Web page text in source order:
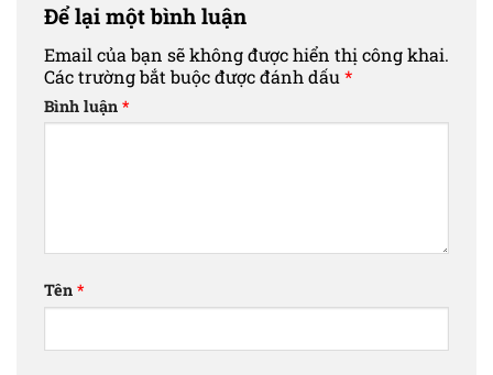
Để lại một bình luận
Email của bạn sẽ không được hiển thị công khai.
Các trường bắt buộc được đánh dấu *
Bình luận *
Tên *